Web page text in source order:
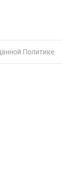
Политике.